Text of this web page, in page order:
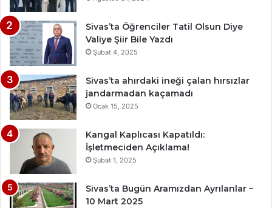
Sivas’ta Öğrenciler Tatil Olsun Diye
Valiye Şiir Bile Yazdı
Şubat 4, 2025
Sivas’ta ahırdaki ineği çalan hırsızlar
jandarmadan kaçamadı
Ocak 15, 2025
Kangal Kaplıcası Kapatıldı:
İşletmeciden Açıklama!
Şubat 1, 2025
Sivas’ta Bugün Aramızdan Ayrılanlar –
10 Mart 2025